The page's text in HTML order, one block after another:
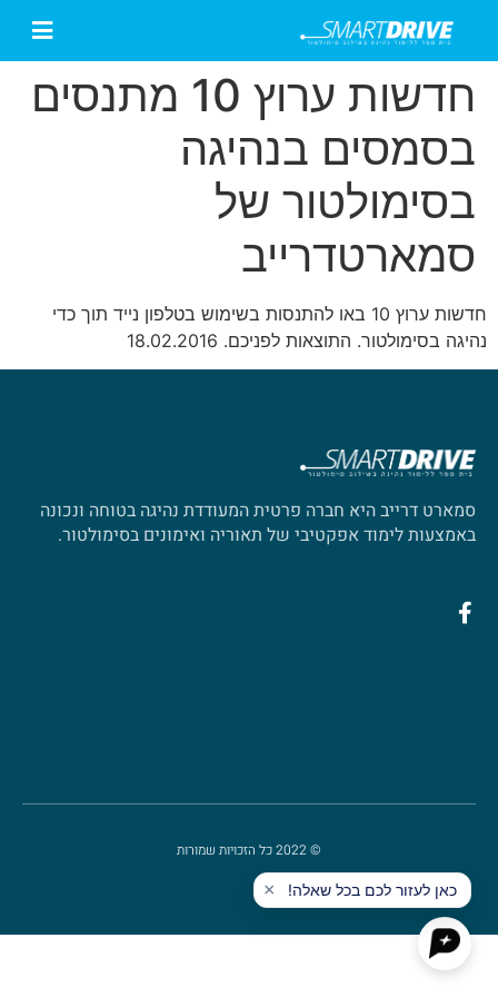
חדשות ערוץ 10 מתנסים
בסמסים בנהיגה
בסימולטור של
סמארטדרייב
חדשות ערוץ 10 באו להתנסות בשימוש בטלפון נייד תוך כדי
נהיגה בסימולטור. התוצאות לפניכם. 18.02.2016
סמארט דרייב היא חברה פרטית המעודדת נהיגה בטוחה ונכונה
באמצעות לימוד אפקטיבי של תאוריה ואימונים בסימולטור.
© 2022 כל הזכויות שמורות